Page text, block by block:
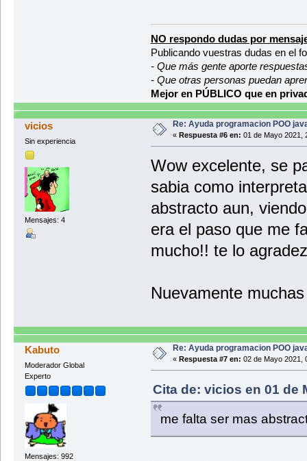
this.edad = edad;
}
public char getSexo() {
return sexo;
public void setSexo(char
this.sexo = sexo;
* De los 12 pesos
* @return Mes con el menor
public String
//Para poder
int menor =
int mes = 0;
//Recorremos los
for (int i = 1; i <
}
switch(mes) {
case 0:
return
case 1:
return
case 4:
case 5:
opcion =
case "1":
case "2":
if
case "3":
}
NO respondo dudas por
Publicando vuestras dudas en el
- Que más gente aporte
- Que otras personas puedan
Mejor en PÚBLICO que en
vicios
Sin experiencia
Mensajes: 4
Re: Ayuda programacion POO
« Respuesta #6 en: 01 de Mayo 2021,
Wow excelente, se
sabia como
abstracto aun,
era el paso que me
mucho!! te lo
Nuevamente
Kabuto
Moderador Global
Experto
Mensajes: 992
Re: Ayuda programacion POO
« Respuesta #7 en: 02 de Mayo 2021,
Cita de: vicios en 01 de
me falta ser mas